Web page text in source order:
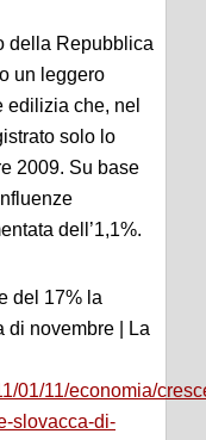
della Repubblica
un leggero
edilizia che, nel
solo lo
2009. Su base
dell’1,1%.
del 17% la
di novembre | La
01/11/economia/
slovacca-di-